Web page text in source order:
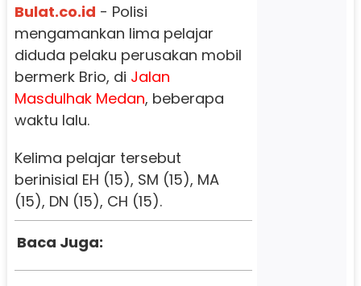
Bulat.co.id - Polisi
mengamankan lima pelajar
diduda pelaku perusakan mobil
bermerk Brio, di Jalan
Masdulhak Medan, beberapa
waktu lalu.
Kelima pelajar tersebut
berinisial EH (15), SM (15), MA
(15), DN (15), CH (15).
Baca Juga: